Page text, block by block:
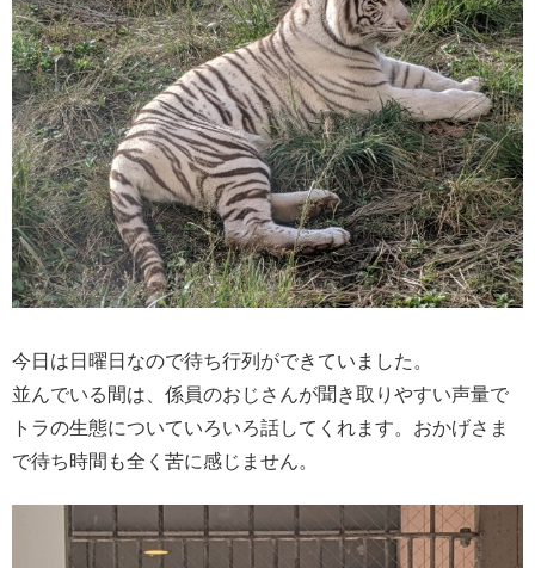
今日は日曜日なので待ち行列ができていました。
並んでいる間は、係員のおじさんが聞き取りやすい声量で
トラの生態についていろいろ話してくれます。おかげさま
で待ち時間も全く苦に感じません。